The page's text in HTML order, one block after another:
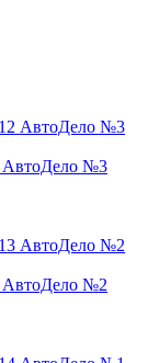
АвтоДело №3
АвтоДело №2